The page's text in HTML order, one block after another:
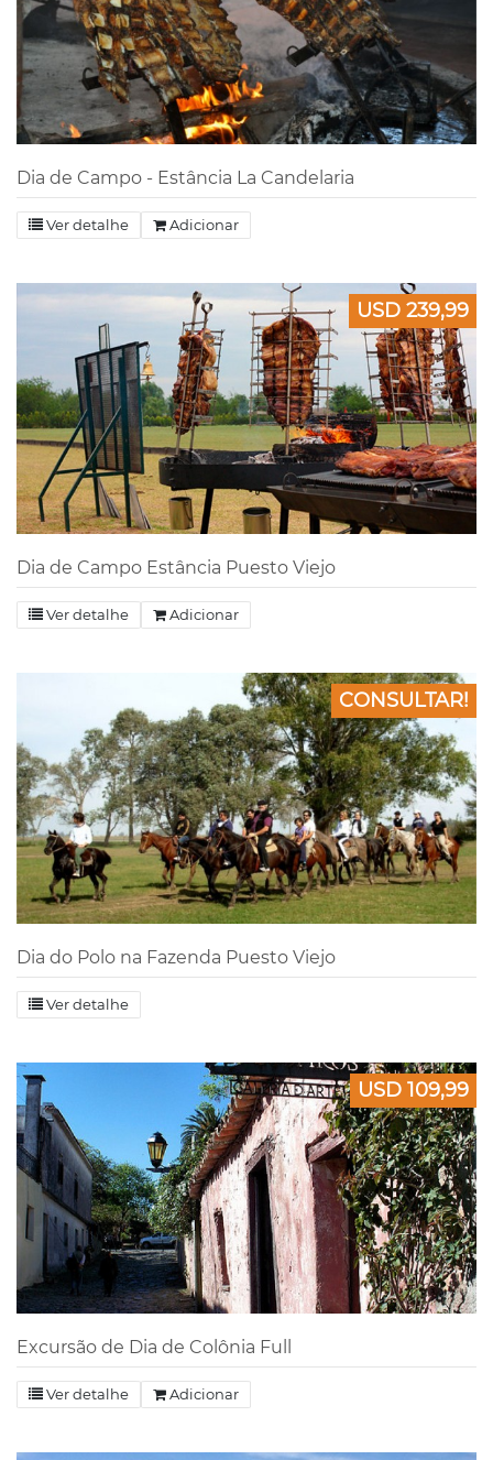
Dia de Campo - Estância La Candelaria
Ver detalhe Adicionar
USD 239,99
Dia de Campo Estância Puesto Viejo
Ver detalhe Adicionar
CONSULTAR!
Dia do Polo na Fazenda Puesto Viejo
Ver detalhe
USD 109,99
Excursão de Dia de Colônia Full
Ver detalhe Adicionar